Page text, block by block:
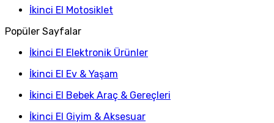
İkinci El Motosiklet
Popüler Sayfalar
İkinci El Elektronik Ürünler
İkinci El Ev & Yaşam
İkinci El Bebek Araç & Gereçleri
İkinci El Giyim & Aksesuar